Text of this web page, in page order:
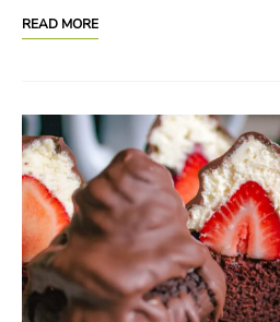
READ MORE